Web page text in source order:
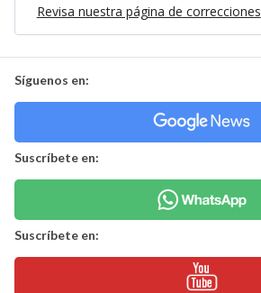
Revisa nuestra página de correcciones
Síguenos en:
Suscríbete en:
Suscríbete en: